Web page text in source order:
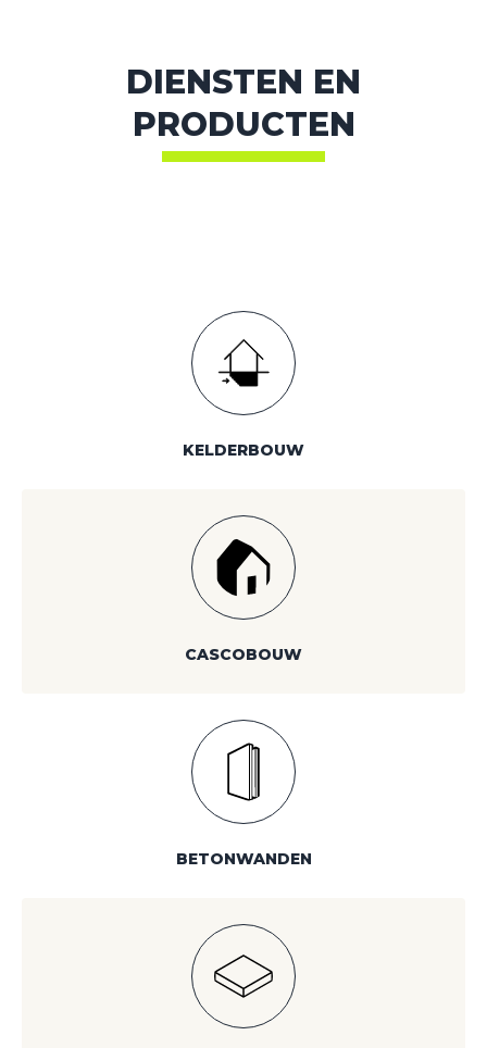
DIENSTEN EN
PRODUCTEN
KELDERBOUW
CASCOBOUW
BETONWANDEN